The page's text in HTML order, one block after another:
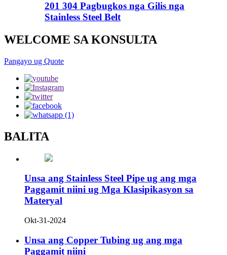
201 304 Pagbugkos nga Gilis nga
Stainless Steel Belt
WELCOME SA KONSULTA
Pangayo ug Quote
BALITA
Unsa ang Stainless Steel Pipe ug ang mga
Paggamit niini ug Mga Klasipikasyon sa
Materyal
Okt-31-2024
Unsa ang Copper Tubing ug ang mga
Paggamit niini